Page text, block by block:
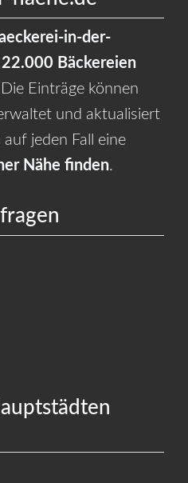
in-der-
22.000 Bäckereien
Einträge können
und aktualisiert
jeden Fall eine
Nähe finden.